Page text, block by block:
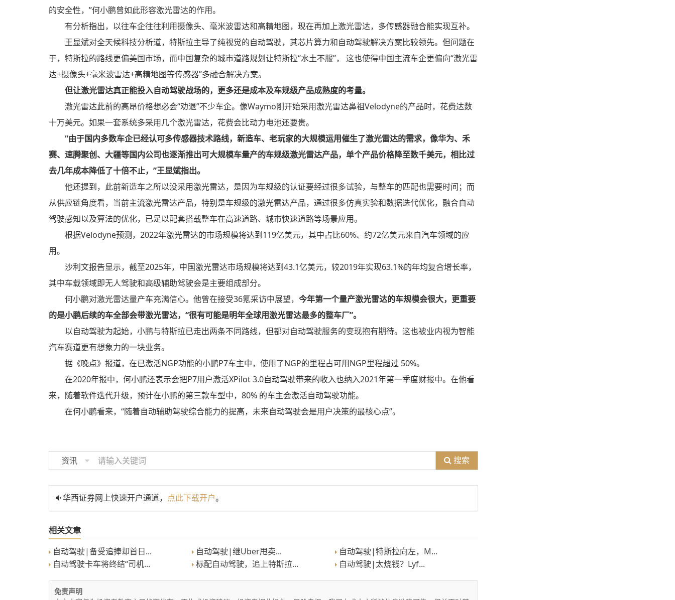
的安全性，”何小鹏曾如此形容激光雷达的作用。
有分析指出，以往车企往往利用摄像头、毫米波雷达和高精地图，现在再加上激光雷达，多传感器融合能实现互补。
王显斌对全天候科技分析道，特斯拉主导了纯视觉的自动驾驶，其芯片算力和自动驾驶解决方案比较领先。但问题在
于，特斯拉的路线更偏美国市场，而中国复杂的城市道路规划让特斯拉“水土不服”， 这也使得中国主流车企更偏向“激光雷
达+摄像头+毫米波雷达+高精地图等传感器”多融合解决方案。
但让激光雷达真正能投入自动驾驶战场的，更多还是成本及车规级产品成熟度的考量。
激光雷达此前的高昂价格想必会“劝退”不少车企。像Waymo刚开始采用激光雷达鼻祖Velodyne的产品时，花费达数
十万美元。如果一套系统多采用几个激光雷达，花费会比动力电池还要贵。
“由于国内多数车企已经认可多传感器技术路线，新造车、老玩家的大规模运用催生了激光雷达的需求，像华为、禾
赛、速腾聚创、大疆等国内公司也逐渐推出可大规模车量产的车规级激光雷达产品，单个产品价格降至数千美元，相比过
去几年成本降低了十倍不止，”王显斌指出。
他还提到，此前新造车之所以没采用激光雷达，是因为车规级的认证要经过很多试验，与整车的匹配也需要时间；而
从供应链角度看，当前主流激光雷达产品，特别是车规级的激光雷达产品，通过很多仿真实验和数据迭代优化，融合自动
驾驶感知以及算法的优化，已足以配套搭载整车在高速道路、城市快速道路等场景应用。
根据Velodyne预测，2022年激光雷达的市场规模将达到119亿美元，其中占比60%、约72亿美元来自汽车领域的应
用。
沙利文报告显示，截至2025年，中国激光雷达市场规模将达到43.1亿美元，较2019年实现63.1%的年均复合增长率，
其中车载领域即无人驾驶和高级辅助驾驶会是主要组成部分。
何小鹏对激光雷达量产车充满信心。他曾在接受36氪采访中展望， 今年第一个量产激光雷达的车规模会很大，更重要
的是小鹏后续的车全部会带激光雷达，“很有可能是明年全球用激光雷达最多的整车厂”。
以自动驾驶为起始，小鹏与特斯拉已走出两条不同路线，但都对自动驾驶服务的变现抱有期待。这也被业内视为智能
汽车赛道更有想象力的一块业务。
据《晚点》报道，在已激活NGP功能的小鹏P7车主中，使用了NGP的里程占可用NGP里程超过 50%。
在2020年报中，何小鹏还表示会把P7用户激活XPilot 3.0自动驾驶带来的收入也纳入2021年第一季度财报中。在他看
来，随着软件迭代升级，预计在小鹏的第三款车型中，80% 的车主会激活自动驾驶功能。
在何小鹏看来，“随着自动辅助驾驶综合能力的提高，未来自动驾驶会是用户决策的最核心点”。
资讯 搜索
华西证券网上快速开户通道， 点此下载开户。
相关文章
自动驾驶|备受追捧却首日...
自动驾驶|继Uber甩卖...
自动驾驶|特斯拉向左，M...
自动驾驶卡车将终结“司机...
标配自动驾驶，追上特斯拉... 自动驾驶|太烧钱？Lyf...
免责声明